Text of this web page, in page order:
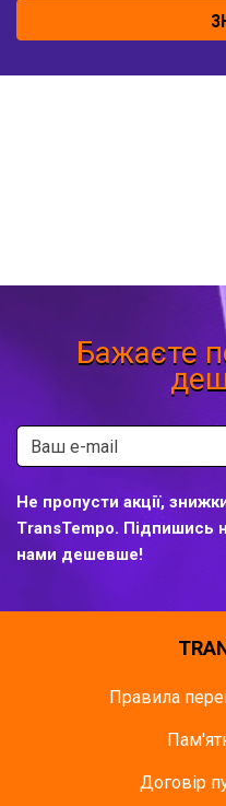
Бажаєте
Не пропусти акції,
TransTempo. Підпишись
нами дешевше!
Правила
Договір